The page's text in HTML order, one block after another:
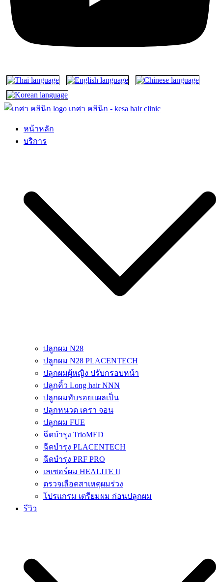
เกศา คลินิก – kesa hair clinic
kesa hair ปลูกผม ปลูกคิ้ว รักษาผมร่วง ผมบาง
หน้าหลัก
บริการ
ปลูกผม N28
ปลูกผม N28 PLACENTECH
ปลูกผมผู้หญิง ปรับกรอบหน้า
ปลูกคิ้ว Long hair NNN
ปลูกผมทับรอยแผลเป็น
ปลูกหนวด เครา จอน
ปลูกผม FUE
ฉีดบำรุง TrioMED
ฉีดบำรุง PLACENTECH
ฉีดบำรุง PRF PRO
เลเซอร์ผม HEALITE II
ตรวจเลือดสาเหตุผมร่วง
โปรแกรม เตรียมผม ก่อนปลูกผม
รีวิว